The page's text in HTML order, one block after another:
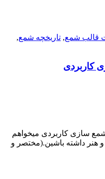
قالب شمع, تاریخچه شمع,
سازی کاربردی میخواهم
هنر داشته باشین.(مختصر و